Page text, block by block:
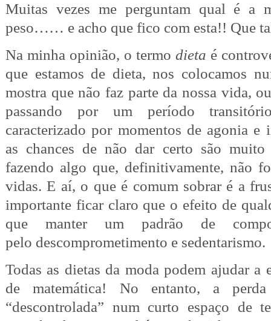
Muitas vezes me perguntam qual é a
peso…… e acho que fico com esta!! Que
Na minha opinião, o termo dieta é
que estamos de dieta, nos colocamos
mostra que não faz parte da nossa vida,
passando por um período
caracterizado por momentos de agonia e
as chances de não dar certo são muito
fazendo algo que, definitivamente, não
vidas. E aí, o que é comum sobrar é a
importante ficar claro que o efeito de
que manter um padrão de
pelo descomprometimento e sedentarismo.
Todas as dietas da moda podem ajudar a
de matemática! No entanto, a perda
“descontrolada” num curto espaço de